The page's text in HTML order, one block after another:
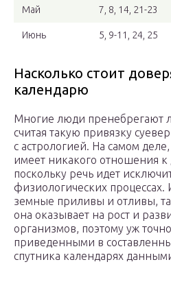
Май 7, 8, 14, 21-23
Июнь 5, 9-11, 24, 25
Насколько стоит
календарю
Многие люди пренебрегают
считая такую привязку
с астрологией. На самом
имеет никакого отношения к
поскольку речь идет
физиологических процессах.
земные приливы и отливы,
она оказывает на рост и
организмов, поэтому уж
приведенными в
спутника календарях